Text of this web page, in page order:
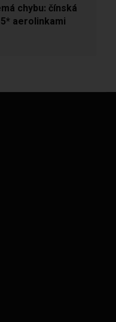
chybu: čínská
aerolinkami